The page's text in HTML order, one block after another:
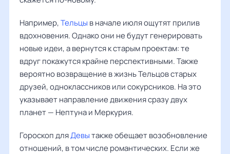
Например,Тельцы в начале июля ощутят прилив
вдохновения. Однако они не будут генерировать
новые идеи, а вернутся к старым проектам: те
вдруг покажутся крайне перспективными. Также
вероятно возвращение в жизнь Тельцов старых
друзей, одноклассников или сокурсников. На это
указывает направление движения сразу двух
планет — Нептуна и Меркурия.
Гороскоп дляДевытакже обещает возобновление
отношений, в том числе романтических. Если же